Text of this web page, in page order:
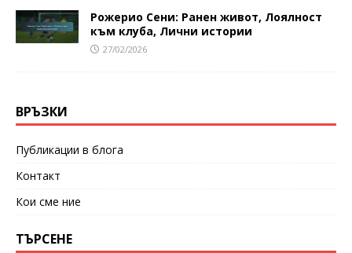
Рожерио Сени: Ранен живот, Лоялност
към клуба, Лични истории
27/02/2026
ВРЪЗКИ
Публикации в блога
Контакт
Кои сме ние
ТЪРСЕНЕ